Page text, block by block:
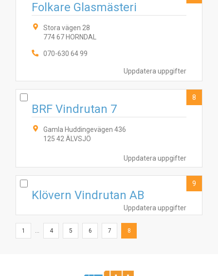
Uppdatera uppgifter
Folkare Glasmästeri
Stora vägen 28
774 67 HORNDAL
070-630 64 99
Uppdatera uppgifter
BRF Vindrutan 7
Gamla Huddingevägen 436
125 42 ÄLVSJÖ
8
Uppdatera uppgifter
Klövern Vindrutan AB
9
1 ... 4 5 6 7 8